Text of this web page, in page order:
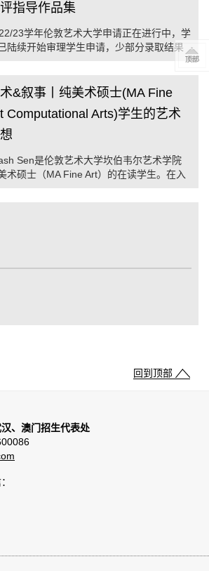
指导作品集
23学年伦敦艺术大学申请正在进行中，学
陆续开始审理学生申请，少部分录取结果
&叙事丨纯美术硕士(MA Fine
Computational Arts)学生的艺术
Sen是伦敦艺术大学坎伯韦尔艺术学院
术硕士（MA Fine Art）的在读学生。在入
回到顶部
、澳门招生代表处